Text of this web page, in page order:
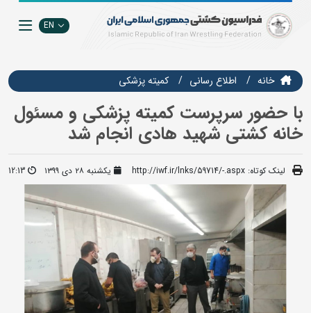
EN
خانه اطلاع رسانی کمیته پزشکی
با حضور سرپرست کمیته پزشکی و مسئول
خانه کشتی شهید هادی انجام شد
لینک کوتاه: http://iwf.ir/lnks/59714/-.aspx یکشنبه ۲۸ دی ۱۳۹۹ 12:13